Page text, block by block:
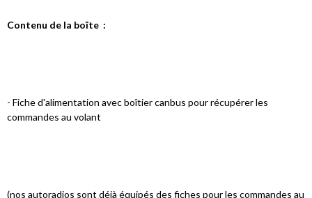
Contenu de la boîte :
- Fiche d'alimentation avec boîtier canbus pour récupérer les
commandes au volant
(nos autoradios sont déjà équipés des fiches pour les commandes au